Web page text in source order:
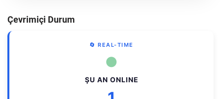
Çevrimiçi Durum
🔄 REAL-TIME
●
ŞU AN ONLINE